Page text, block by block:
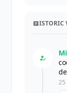
ISTORIC
25